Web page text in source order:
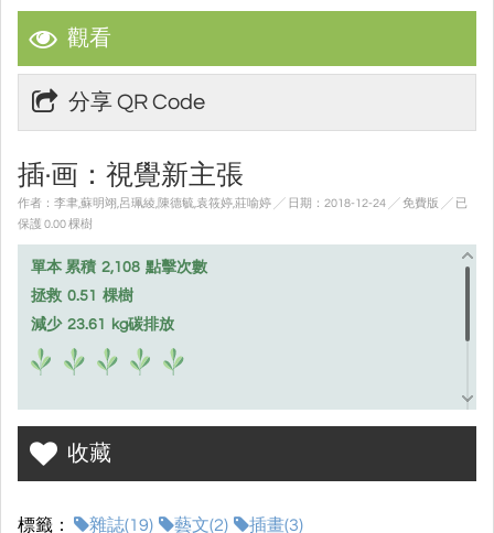
觀看
分享 QR Code
插·画：視覺新主張
作者：李聿,蘇明翊,呂珮綾,陳德毓,袁筱婷,莊喻婷 ╱ 日期：2018-12-24 ╱ 免費版 ╱ 已
保護 0.00 棵樹
單本 累積 2,108 點擊次數
拯救 0.51
棵樹
減少 23.61 kg碳排放
收藏
標籤： 雜誌(19) 藝文(2)
插畫(3)